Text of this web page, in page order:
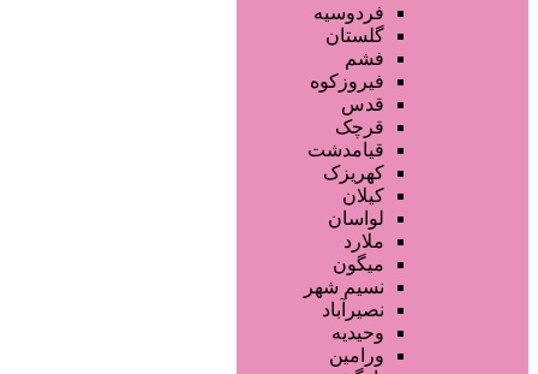
فردوسیه
گلستان
فشم
فیروزکوه
قدس
قرچک
قیامدشت
کهریزک
کیلان
لواسان
ملارد
میگون
نسیم شهر
نصیرآباد
وحیدیه
ورامین
صفحه اصلی
آگهی انبوه
طراحی سایت
صفحه اختصاصی
لیست سایتهای تبلیغاتی